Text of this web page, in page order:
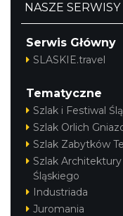
NASZE SERWISY
Serwis Główny
SLASKIE.travel
Tematyczne
Szlak i Festiwal
Szlak Orlich
Szlak Zabytków
Szlak
Śląskiego
Industriada
Juromania